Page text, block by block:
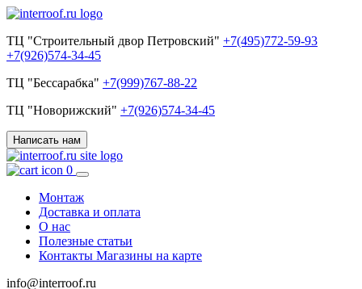
ТЦ "Строительный двор Петровский" +7(495)772-59-93
+7(926)574-34-45
ТЦ "Бессарабка" +7(999)767-88-22
ТЦ "Новорижский" +7(926)574-34-45
Написать нам
0
Монтаж
Доставка и оплата
О нас
Полезные статьи
Контакты Магазины на карте
info@interroof.ru